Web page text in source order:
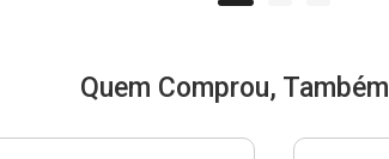
Quem Comprou,